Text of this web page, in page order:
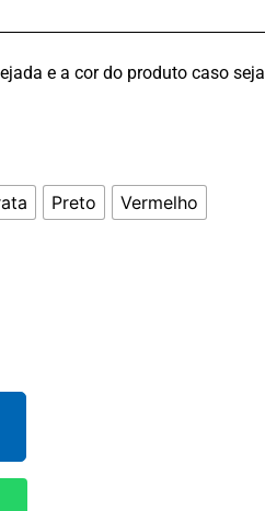
e a cor do produto caso seja
Preto Vermelho